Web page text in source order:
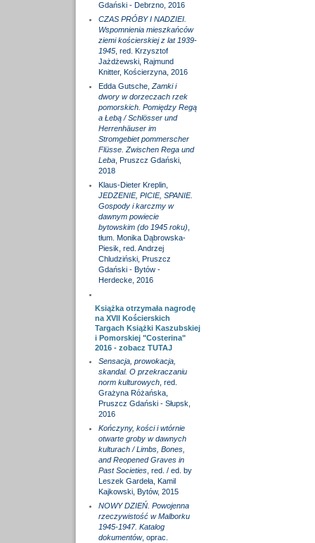
Gdański - Debrzno, 2016
CZAS PRÓBY I NADZIEI.
Wspomnienia mieszkańców
ziemi kościerskiej z lat 1939-
1945, red. Krzysztof
Jażdżewski, Rajmund
Knitter, Kościerzyna, 2016
Edda Gutsche, Zamki i
dwory w dorzeczach rzek
pomorskich. Pomiędzy Regą
a Łebą / Schlösser und
Herrenhäuser im
Stromgebiet pommerscher
Flüsse. Zwischen Rega und
Leba, Pruszcz Gdański,
2018
Klaus-Dieter Kreplin,
JEDZENIE, PICIE, SPANIE.
Gospody i karczmy w
dawnym powiecie
bytowskim (do 1945 roku)
tłum. Monika Dąbrowska-
Piesik, red. Andrzej
Chludziński, Pruszcz
Gdański - Bytów -
Herdecke, 2016
Książka otrzymała nagrodę
na XVII Kościerskich
Targach Książki Kaszubskiej
i Pomorskiej "Costerina"
2016 - zobacz TUTAJ
Sensacja, prowokacja,
skandal. O przekraczaniu
norm kulturowych, red.
Grażyna Różańska,
Pruszcz Gdański - Słupsk,
2016
Kończyny, kości i wtórnie
otwarte groby w dawnych
kulturach / Limbs, Bones,
and Reopened Graves in
Past Societies, red. / ed. by
Leszek Gardeła, Kamil
Kajkowski, Bytów, 2015
NOWY DZIEŃ. Powojenna
rzeczywistość w Malborku
1945-1947. Katalog
dokumentów, oprac.